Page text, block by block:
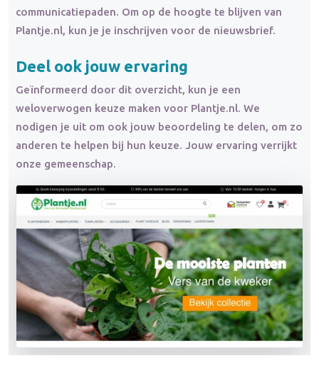
communicatiepaden. Om op de hoogte te blijven van
Plantje.nl, kun je je inschrijven voor de nieuwsbrief.
Deel ook jouw ervaring
Geïnformeerd door dit overzicht, kun je een
weloverwogen keuze maken voor Plantje.nl. We
nodigen je uit om ook jouw beoordeling te delen, om zo
anderen te helpen bij hun keuze. Jouw ervaring verrijkt
onze gemeenschap.